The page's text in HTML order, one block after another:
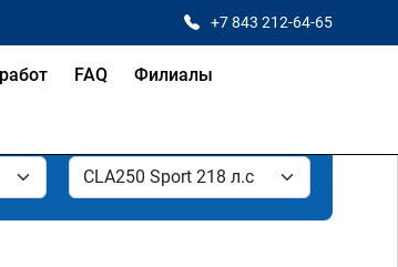
+7 843 212-64-65
FAQ Филиалы